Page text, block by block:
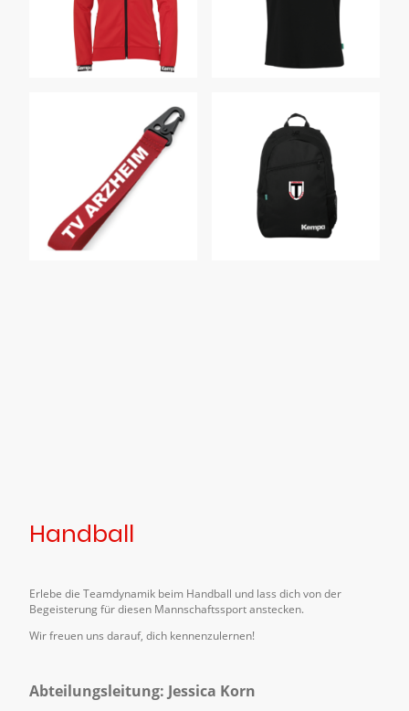
Handball
Erlebe die Teamdynamik beim Handball und lass dich von der
Begeisterung für diesen Mannschaftssport anstecken.
Wir freuen uns darauf, dich kennenzulernen!
Abteilungsleitung: Jessica Korn